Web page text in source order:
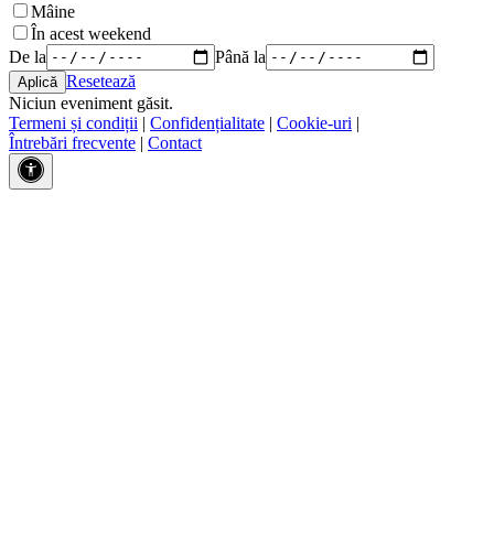
Mâine
În acest weekend
De la
Până la
Resetează
Niciun eveniment găsit.
Termeni și condiții | Confidențialitate | Cookie-uri |
Întrebări frecvente | Contact